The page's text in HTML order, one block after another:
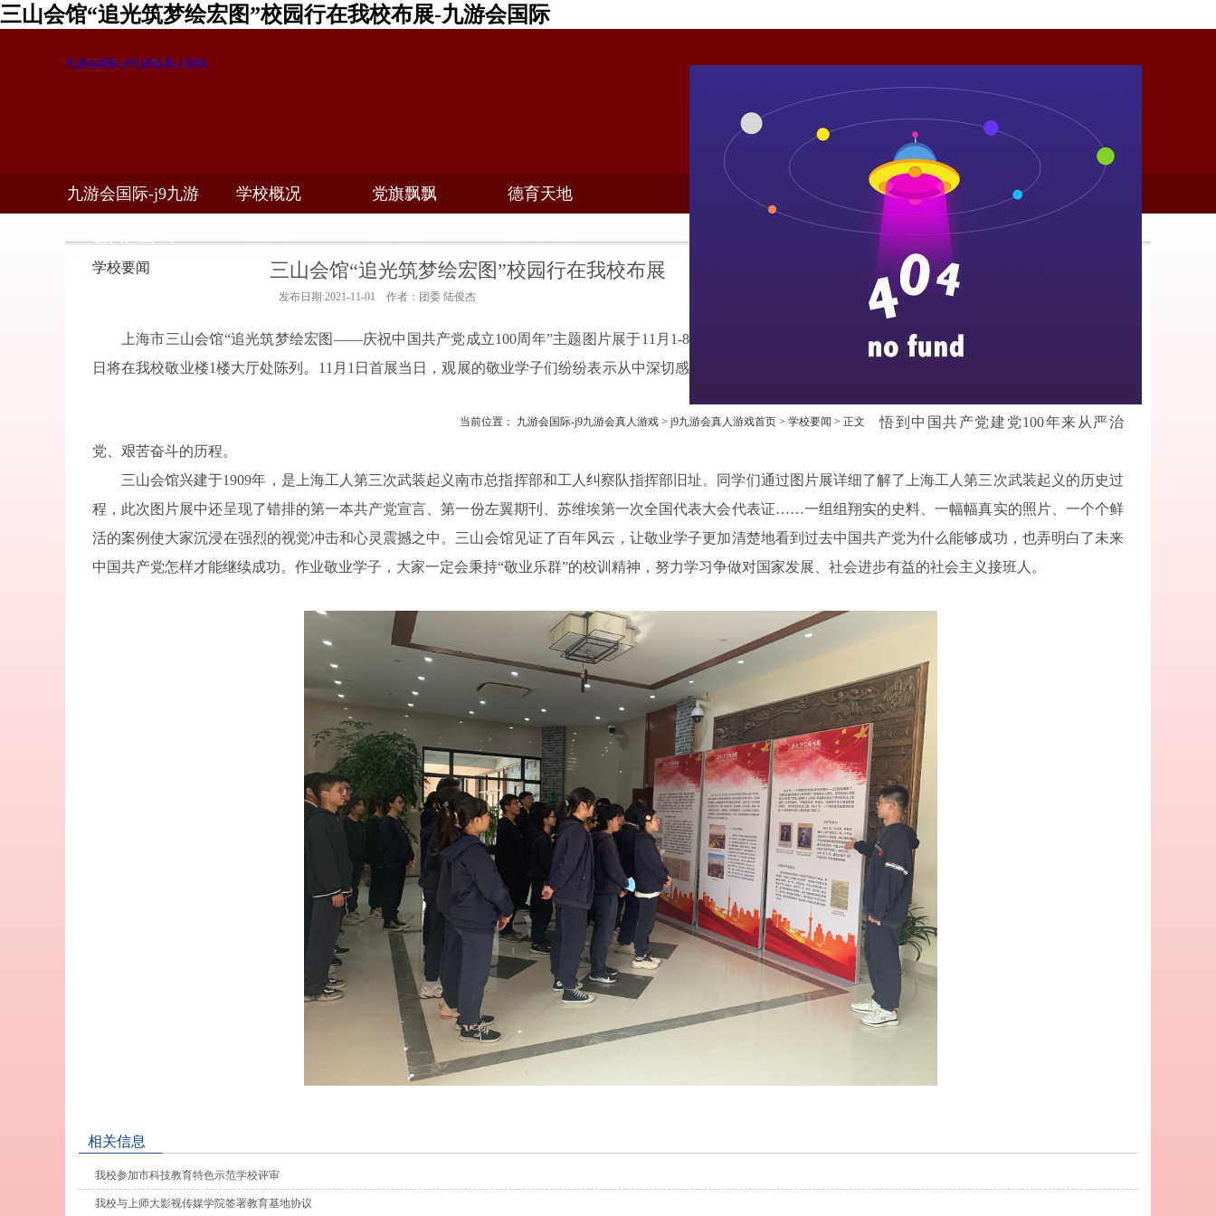
三山会馆“追光筑梦绘宏图”校园行在我校布展-九游会国际
九游会国际-j9九游会真人游戏
九游会国际-j9九游 学校概况 党旗飘飘 德育天地
学校要闻
当前位置： 九游会国际-j9九游会真人游戏 > j9九游会真人游戏首页 > 学校要闻 > 正文
三山会馆“追光筑梦绘宏图”校园行在我校布展
发布日期:2021-11-01 作者：团委 陆俊杰
上海市三山会馆“追光筑梦绘宏图——庆祝中国共产党成立100周年”主题图片展于11 月 1-8
日将在我校敬业楼1楼大厅处陈列。11月1日首展当日，观展的敬业学子们纷纷表示从中深切感
悟到中国共产党建党100年来从严治
党、艰苦奋斗的历程。
三山会馆兴建于1909年，是上海工人第三次武装起义南市总指挥部和工人纠察队指挥部旧址。同学们通过图片展详细了解了上海工人第三次武装起义的历史过
程，此次图片展中还呈现了错排的第一本共产党宣言、第一份左翼期刊、苏维埃第一次全国代表大会代表证……一组组翔实的史料、一幅幅真实的照片、一个个鲜
活的案例使大家沉浸在强烈的视觉冲击和心灵震撼之中。三山会馆见证了百年风云，让敬业学子更加清楚地看到过去中国共产党为什么能够成功，也弄明白了未来
中国共产党怎样才能继续成功。作业敬业学子，大家一定会秉持“敬业乐群”的校训精神，努力学习争做对国家发展、社会进步有益的社会主义接班人。
相关信息
我校参加市科技教育特色示范学校评审
我校与上师大影视传媒学院签署教育基地协议